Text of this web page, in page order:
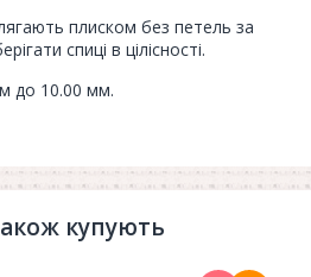
лягають плиском без петель за
спиці в цілісності.
до 10.00 мм.
купують